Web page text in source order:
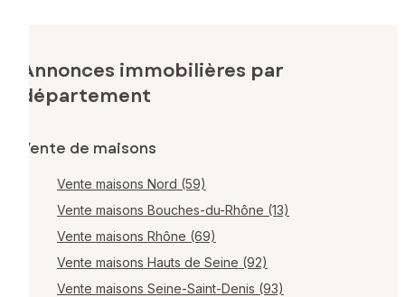
Annonces immobilières par
département
Vente de maisons
Vente maisons Nord (59)
Vente maisons Bouches-du-Rhône (13)
Vente maisons Rhône (69)
Vente maisons Hauts de Seine (92)
Vente maisons Seine-Saint-Denis (93)